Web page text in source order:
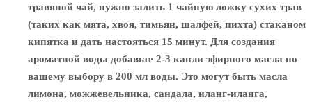
травяной чай, нужно залить 1 чайную ложку сухих трав
(таких как мята, хвоя, тимьян, шалфей, пихта) стаканом
кипятка и дать настояться 15 минут. Для создания
ароматной воды добавьте 2-3 капли эфирного масла по
вашему выбору в 200 мл воды. Это могут быть масла
лимона, можжевельника, сандала, иланг-иланга,